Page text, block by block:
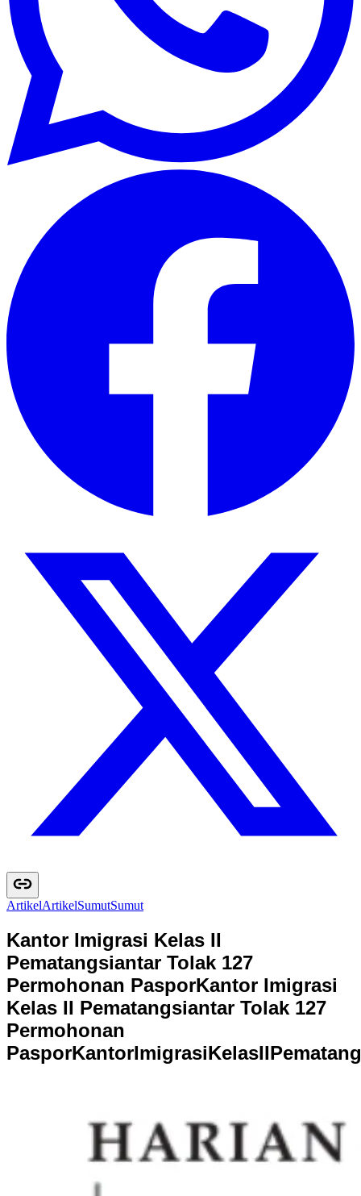
ArtikelArtikelSumutSumut
Kantor Imigrasi Kelas II
Pematangsiantar Tolak 127
Permohonan PasporKantor Imigrasi
Kelas II Pematangsiantar Tolak 127
Permohonan
PasporKantorImigrasiKelasIIPematang